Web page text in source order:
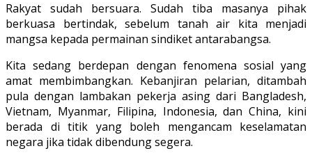
Rakyat sudah bersuara. Sudah tiba masanya pihak
berkuasa bertindak, sebelum tanah air kita menjadi
mangsa kepada permainan sindiket antarabangsa.
Kita sedang berdepan dengan fenomena sosial yang
amat membimbangkan. Kebanjiran pelarian, ditambah
pula dengan lambakan pekerja asing dari Bangladesh,
Vietnam, Myanmar, Filipina, Indonesia, dan China, kini
berada di titik yang boleh mengancam keselamatan
negara jika tidak dibendung segera.